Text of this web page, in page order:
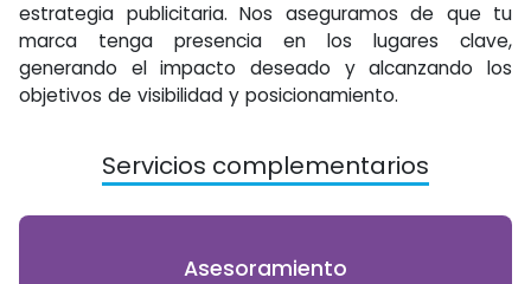
estrategia publicitaria. Nos aseguramos de que tu
marca tenga presencia en los lugares clave,
generando el impacto deseado y alcanzando los
objetivos de visibilidad y posicionamiento.
Servicios complementarios
Asesoramiento